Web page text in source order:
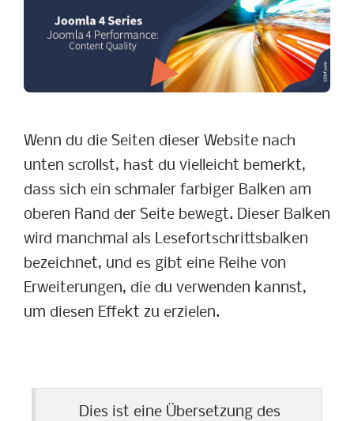
Wenn du die Seiten dieser Website nach
unten scrollst, hast du vielleicht bemerkt,
dass sich ein schmaler farbiger Balken am
oberen Rand der Seite bewegt. Dieser Balken
wird manchmal als Lesefortschrittsbalken
bezeichnet, und es gibt eine Reihe von
Erweiterungen, die du verwenden kannst,
um diesen Effekt zu erzielen.
Dies ist eine Übersetzung des